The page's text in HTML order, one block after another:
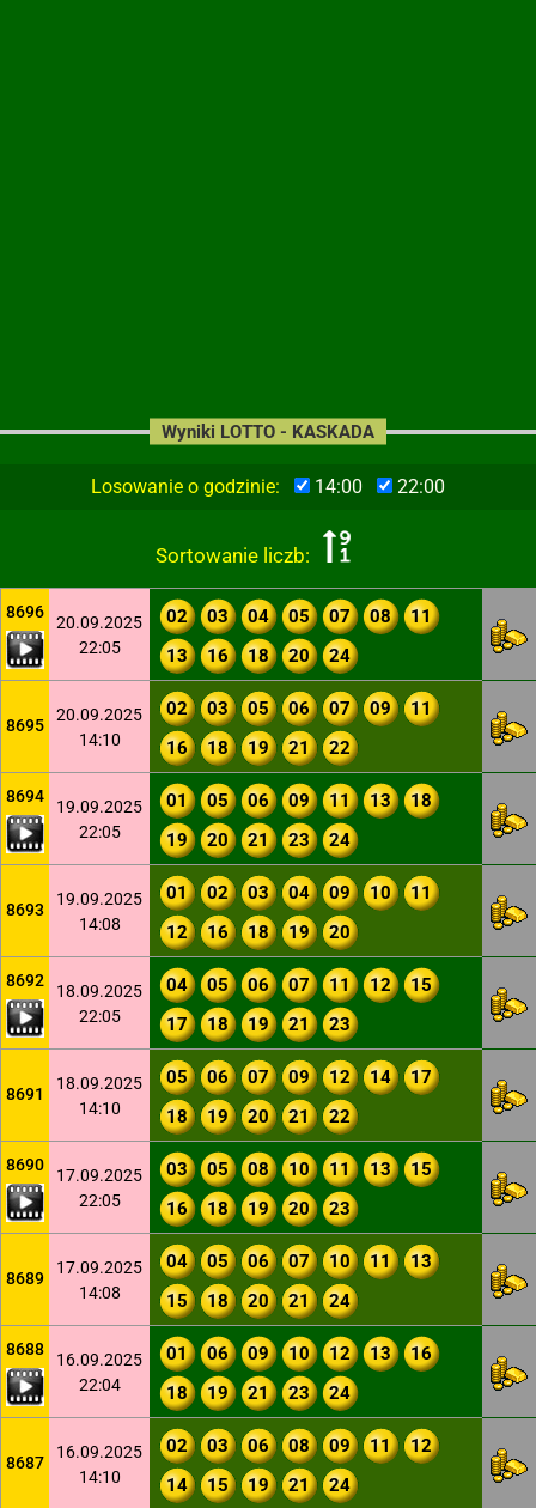
Losowanie o godzinie: 14:00 22:00
Sortowanie liczb:
Wyniki LOTTO - KASKADA
8696
20.09.2025
22:05
02 03 04 05 07 08
11
13
16 18 20 24
8695
20.09.2025
14:10
02 03 05 06 07 09
11
16
18 19 21 22
8694
19.09.2025
22:05
01 05 06 09 11 13
18
19
20 21 23 24
8693
19.09.2025
14:08
01 02 03 04 09 10
11
12
16 18 19 20
8692
18.09.2025
22:05
04 05 06 07 11 12
15
17
18 19 21 23
8691
18.09.2025
14:10
05 06 07 09 12 14
17
18
19 20 21 22
8690
17.09.2025
22:05
03 05 08 10 11 13
15
16
18 19 20 23
8689
17.09.2025
14:08
04 05 06 07 10 11
13
15
18 20 21 24
8688
16.09.2025
22:04
01 06 09 10 12 13
16
18
19 21 23 24
8687
16.09.2025
14:10
02 03 06 08 09 11
12
14
15 19 21 24